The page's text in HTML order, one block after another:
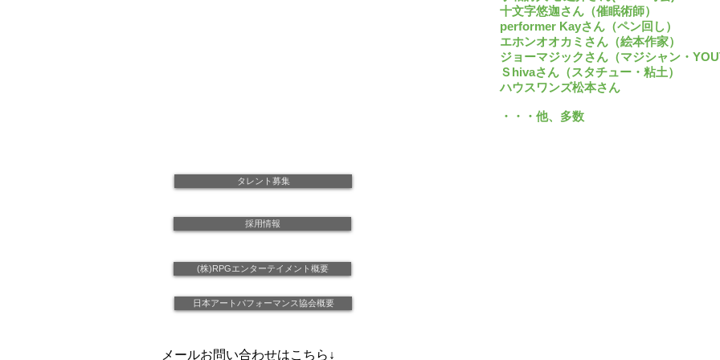
十文字悠迦さん（催眠術師）
performer Kayさん（ペン回し）
エホンオオカミさん（絵本作家）
ジョーマジックさん（マジシャン・
Ｓhivaさん（スタチュー・粘土）
ハウスワンズ松本さん
・・・他、多数​
タレント募集
採用情報
(株)RPGエンターテイメント概要
日本アートパフォーマンス協会概要
メールお問い合わせはこちら↓